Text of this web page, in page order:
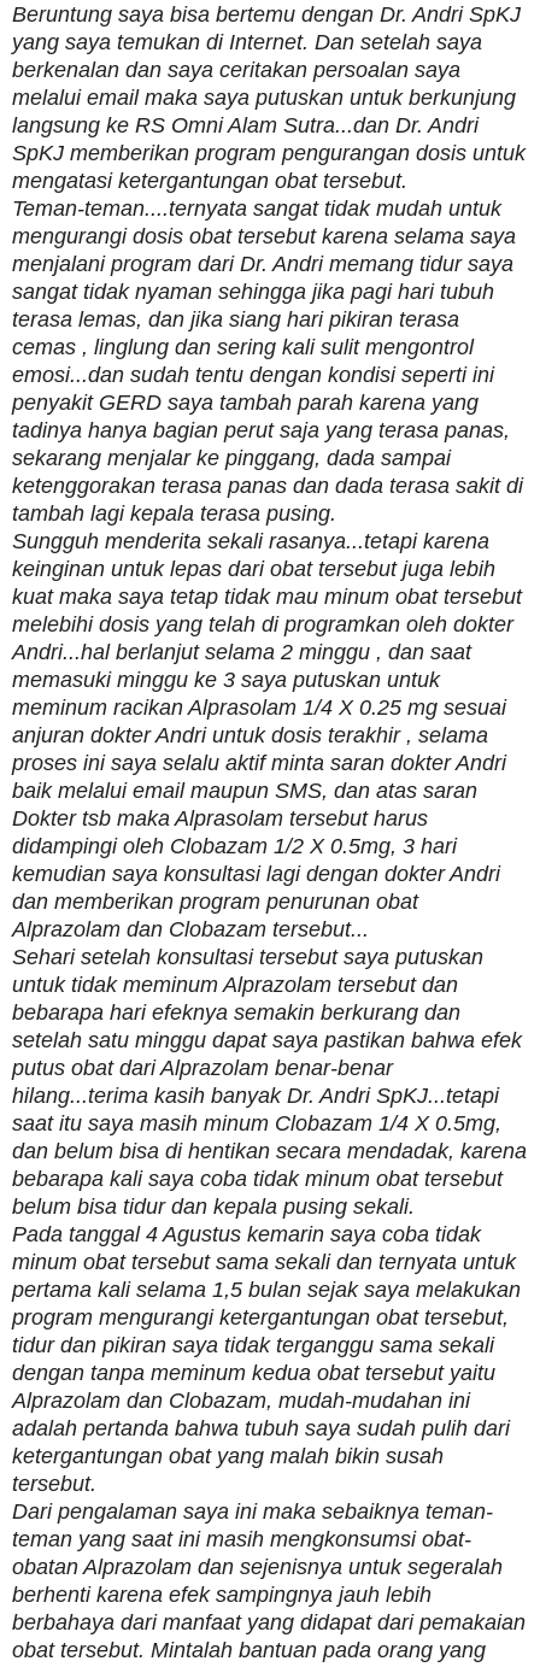
Beruntung saya bisa bertemu dengan Dr. Andri SpKJ
yang saya temukan di Internet. Dan setelah saya
berkenalan dan saya ceritakan persoalan saya
melalui email maka saya putuskan untuk berkunjung
langsung ke RS Omni Alam Sutra...dan Dr. Andri
SpKJ memberikan program pengurangan dosis untuk
mengatasi ketergantungan obat tersebut.
Teman-teman....ternyata sangat tidak mudah untuk
mengurangi dosis obat tersebut karena selama saya
menjalani program dari Dr. Andri memang tidur saya
sangat tidak nyaman sehingga jika pagi hari tubuh
terasa lemas, dan jika siang hari pikiran terasa
cemas , linglung dan sering kali sulit mengontrol
emosi...dan sudah tentu dengan kondisi seperti ini
penyakit GERD saya tambah parah karena yang
tadinya hanya bagian perut saja yang terasa panas,
sekarang menjalar ke pinggang, dada sampai
ketenggorakan terasa panas dan dada terasa sakit di
tambah lagi kepala terasa pusing.
Sungguh menderita sekali rasanya...tetapi karena
keinginan untuk lepas dari obat tersebut juga lebih
kuat maka saya tetap tidak mau minum obat tersebut
melebihi dosis yang telah di programkan oleh dokter
Andri...hal berlanjut selama 2 minggu , dan saat
memasuki minggu ke 3 saya putuskan untuk
meminum racikan Alprasolam 1/4 X 0.25 mg sesuai
anjuran dokter Andri untuk dosis terakhir , selama
proses ini saya selalu aktif minta saran dokter Andri
baik melalui email maupun SMS, dan atas saran
Dokter tsb maka Alprasolam tersebut harus
didampingi oleh Clobazam 1/2 X 0.5mg, 3 hari
kemudian saya konsultasi lagi dengan dokter Andri
dan memberikan program penurunan obat
Alprazolam dan Clobazam tersebut...
Sehari setelah konsultasi tersebut saya putuskan
untuk tidak meminum Alprazolam tersebut dan
bebarapa hari efeknya semakin berkurang dan
setelah satu minggu dapat saya pastikan bahwa efek
putus obat dari Alprazolam benar-benar
hilang...terima kasih banyak Dr. Andri SpKJ...tetapi
saat itu saya masih minum Clobazam 1/4 X 0.5mg,
dan belum bisa di hentikan secara mendadak, karena
bebarapa kali saya coba tidak minum obat tersebut
belum bisa tidur dan kepala pusing sekali.
Pada tanggal 4 Agustus kemarin saya coba tidak
minum obat tersebut sama sekali dan ternyata untuk
pertama kali selama 1,5 bulan sejak saya melakukan
program mengurangi ketergantungan obat tersebut,
tidur dan pikiran saya tidak terganggu sama sekali
dengan tanpa meminum kedua obat tersebut yaitu
Alprazolam dan Clobazam, mudah-mudahan ini
adalah pertanda bahwa tubuh saya sudah pulih dari
ketergantungan obat yang malah bikin susah
tersebut.
Dari pengalaman saya ini maka sebaiknya teman-
teman yang saat ini masih mengkonsumsi obat-
obatan Alprazolam dan sejenisnya untuk segeralah
berhenti karena efek sampingnya jauh lebih
berbahaya dari manfaat yang didapat dari pemakaian
obat tersebut. Mintalah bantuan pada orang yang